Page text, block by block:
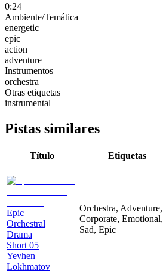
0:24
Ambiente/Temática
energetic
epic
action
adventure
Instrumentos
orchestra
Otras etiquetas
instrumental
Pistas similares
Título Etiquetas
Epic
Orchestral
Drama
Short 05
Yevhen
Lokhmatov
Orchestra, Adventure,
Corporate, Emotional,
Sad, Epic